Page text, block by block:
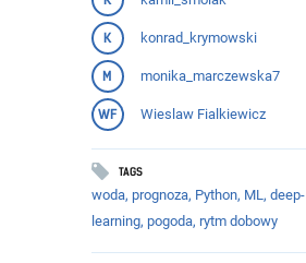
K konrad_krymowski
M monika_marczewska7
WF Wieslaw Fialkiewicz
TAGS
woda, prognoza, Python, ML, deep-
learning, pogoda, rytm dobowy